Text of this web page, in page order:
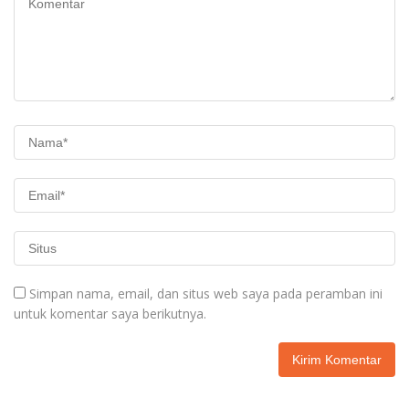
Simpan nama, email, dan situs web saya pada peramban ini
untuk komentar saya berikutnya.